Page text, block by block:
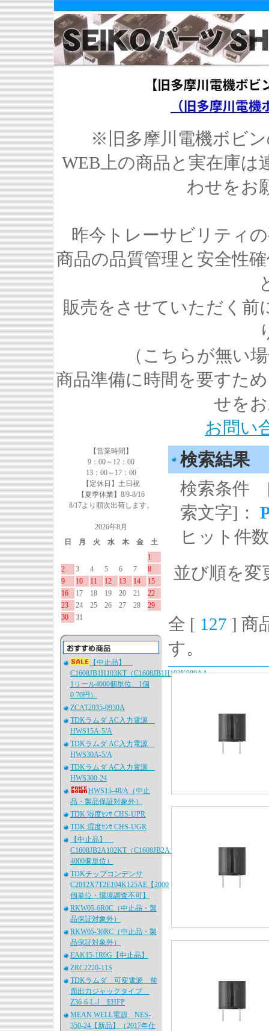
※旧多摩川電機ボビ
WEB上の商品と実在庫
わせをお
昨今トレーサビリティ
商品の品質管理と安全性
販売をさせていただく前
（こちらが無い
商品準備に時間を要すた
せを
お問い
【営業時間】
9：00～12：00
13：00～17：00
【定休日】土日祝
【夏季休業】8/9-8/16
8/17より順次出荷します。
2026年8月
日
月 火 水 木 金
土
1
2
3 4 5 6 7
8
9
10 11 12 13 14
15
16
17 18 19 20 21
22
23
24 25 26 27 28
29
30
31
【中止品】
C1608JB1H103KT（C1608JB1H103K080AA、
1リール4000個単位、1個
0.70円）
ZCAT2035-0930A
TDKラムダ AC入力電源
HWS15A-5/A
TDKラムダ AC入力電源
HWS30A-5/A
TDKラムダ AC入力電源
HWS300-24
HWS15-48/A（中止
品・製品保証対象外）
TDK 湿度ｾﾝｻ CHS-UPR
TDK 湿度ｾﾝｻ CHS-UGR
【中止品】
C1608JB2A102KT（C1608JB2A102K080AA、
4000個単位）
TDKチップコンデンサ
C2012X7T2E104K125AE【2000
個単位・環境調査不可】
RKW05-6R0C（中止品・製
品保証対象外）
RKW05-30RC（中止品・製
品保証対象外）
EAK15-1R0G【中止品】
ZRC2220-11S
TDKラムダ 可変電源 前
面出力ジャックタイプ
Z36-6-L-J EHFP
MEAN WELL電源 NES-
350-24【新品】（2017年仕
検索結果
検索条件
索文字]：
ヒット件
並び順を変
全 [ 127 ] 商
す。